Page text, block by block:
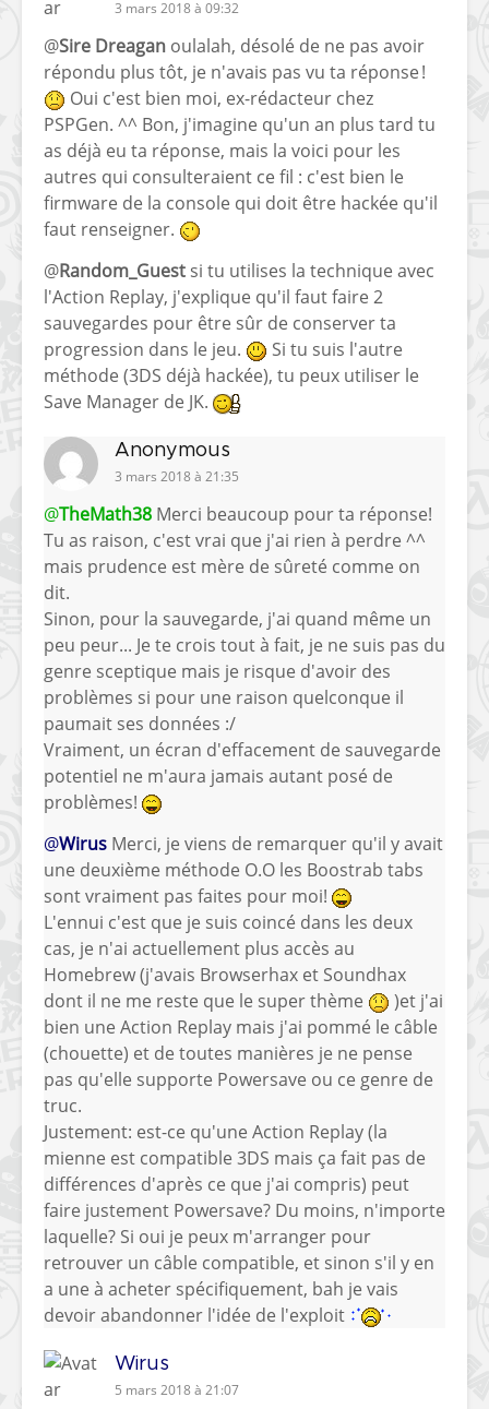
3 mars 2018 à 09:32
@Sire Dreagan oulalah, désolé de ne pas avoir
répondu plus tôt, je n'avais pas vu ta réponse !
Oui c'est bien moi, ex-rédacteur chez
PSPGen. ^^ Bon, j'imagine qu'un an plus tard tu
as déjà eu ta réponse, mais la voici pour les
autres qui consulteraient ce fil : c'est bien le
firmware de la console qui doit être hackée qu'il
faut renseigner.
@Random_Guest si tu utilises la technique avec
l'Action Replay, j'explique qu'il faut faire 2
sauvegardes pour être sûr de conserver ta
progression dans le jeu.
Si tu suis l'autre
méthode (3DS déjà hackée), tu peux utiliser le
Save Manager de JK.
Anonymous
3 mars 2018 à 21:35
@TheMath38 Merci beaucoup pour ta réponse!
Tu as raison, c'est vrai que j'ai rien à perdre ^^
mais prudence est mère de sûreté comme on
dit.
Sinon, pour la sauvegarde, j'ai quand même un
peu peur... Je te crois tout à fait, je ne suis pas du
genre sceptique mais je risque d'avoir des
problèmes si pour une raison quelconque il
paumait ses données :/
Vraiment, un écran d'effacement de sauvegarde
potentiel ne m'aura jamais autant posé de
problèmes!
@Wirus Merci, je viens de remarquer qu'il y avait
une deuxième méthode O.O les Boostrab tabs
sont vraiment pas faites pour moi!
L'ennui c'est que je suis coincé dans les deux
cas, je n'ai actuellement plus accès au
Homebrew (j'avais Browserhax et Soundhax
dont il ne me reste que le super thème
)et j'ai
bien une Action Replay mais j'ai pommé le câble
(chouette) et de toutes manières je ne pense
pas qu'elle supporte Powersave ou ce genre de
truc.
Justement: est-ce qu'une Action Replay (la
mienne est compatible 3DS mais ça fait pas de
différences d'après ce que j'ai compris) peut
faire justement Powersave? Du moins, n'importe
laquelle? Si oui je peux m'arranger pour
retrouver un câble compatible, et sinon s'il y en
a une à acheter spécifiquement, bah je vais
devoir abandonner l'idée de l'exploit
Wirus
5 mars 2018 à 21:07